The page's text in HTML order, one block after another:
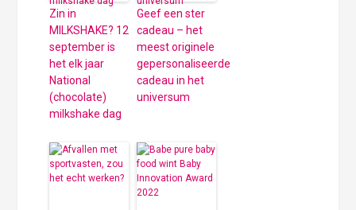
Zin in
MILKSHAKE? 12
september is
het elk jaar
National
(chocolate)
milkshake dag
Geef een ster
cadeau – het
meest originele
gepersonaliseerde
cadeau in het
universum